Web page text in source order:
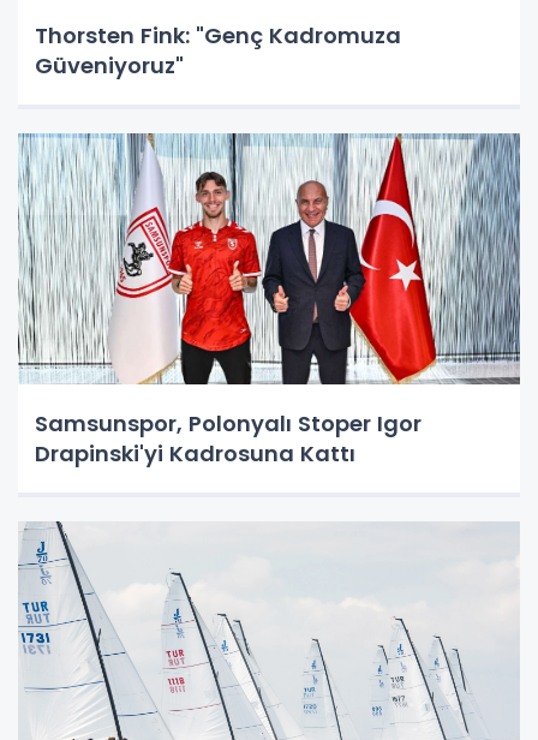
Thorsten Fink: "Genç Kadromuza
Güveniyoruz"
Samsunspor, Polonyalı Stoper Igor
Drapinski'yi Kadrosuna Kattı